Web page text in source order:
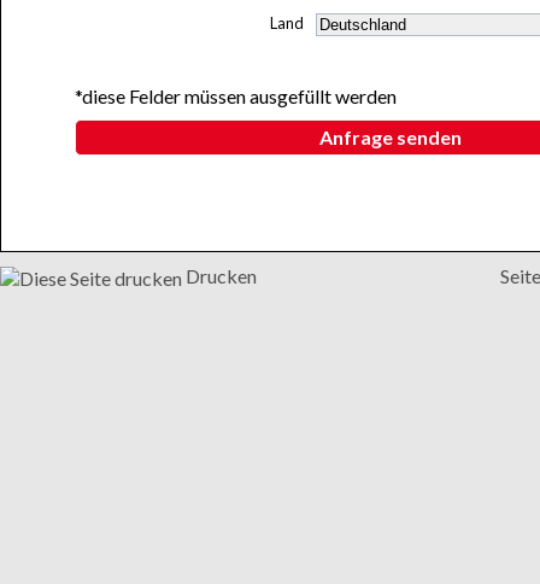
Land
*diese Felder müssen ausgefüllt werden
Anfrage senden
Drucken